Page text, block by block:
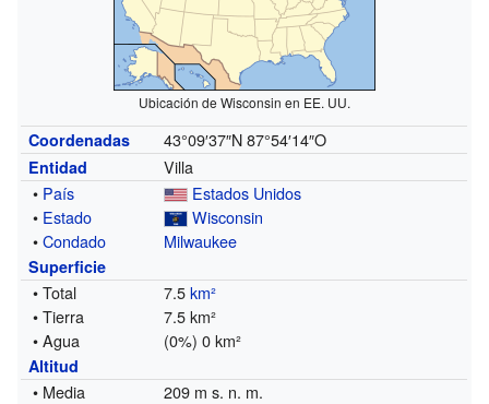
Ubicación de Wisconsin en EE. UU.
Coordenadas 43°09′37″N 87°54′14″O
Entidad
Villa
• País
Estados Unidos
• Estado
Wisconsin
•Condado Milwaukee
Superficie
• Total 7.5km²
• Tierra
7.5 km²
• Agua
(0%) 0 km²
Altitud
• Media 209 m s. n. m.